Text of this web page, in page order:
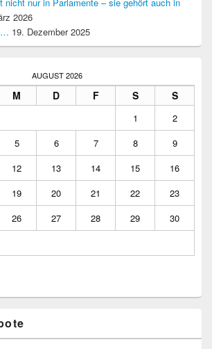
2026
19. Dezember 2025
AUGUST 2026
M D F S S
1
2
5 6 7 8
9
12 13 14 15
16
19 20 21 22
23
26 27 28 29
30